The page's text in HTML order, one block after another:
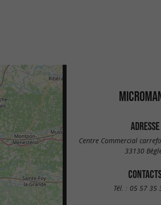
ADRESSE
Centre Commercial
33130
Tél. : 05 57 35